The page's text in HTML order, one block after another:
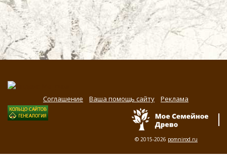
Соглашение Ваша помощь сайту Реклама
© 2015-2026 pomnirod.ru